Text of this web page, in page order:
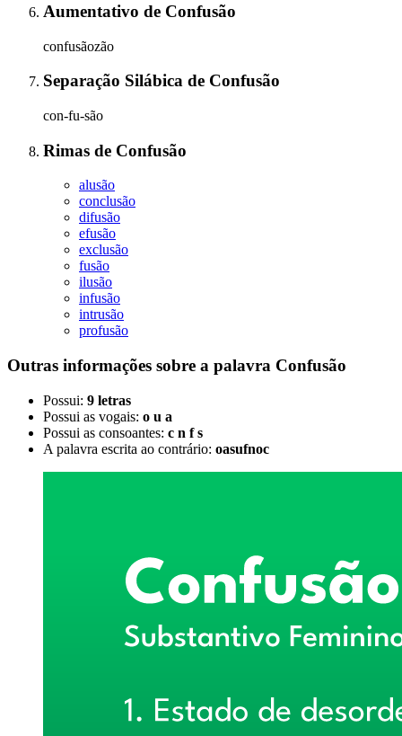
Aumentativo de Confusão
confusãozão
Separação Silábica de Confusão
con-fu-são
Rimas de Confusão
alusão
conclusão
difusão
efusão
exclusão
fusão
ilusão
infusão
intrusão
profusão
Outras informações sobre a palavra Confusão
Possui: 9 letras
Possui as vogais: o u a
Possui as consoantes: c n f s
A palavra escrita ao contrário: oasufnoc